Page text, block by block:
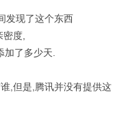
发现了这个东西
度,
了多少天.
,但是,腾讯并没有提供这